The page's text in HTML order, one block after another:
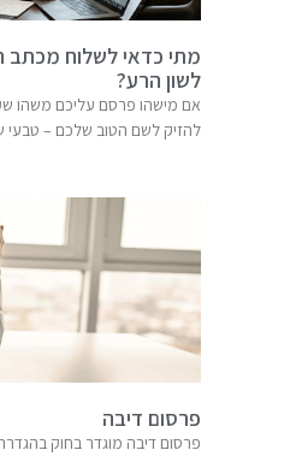
מתי כדאי לשלוח מכתב
לשון הרע?
אם מישהו פרסם עליכם משהו
להזיק לשם הטוב שלכם – טבעי
פרסום דיבה
פרסום דיבה מוגדר בחוק